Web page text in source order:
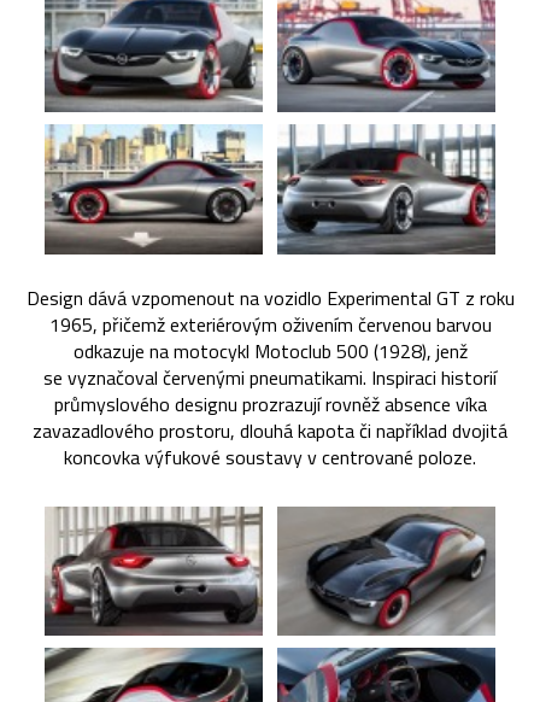
Design dává vzpomenout na vozidlo Experimental GT z roku
1965, přičemž exteriérovým oživením červenou barvou
odkazuje na motocykl Motoclub 500 (1928), jenž
se vyznačoval červenými pneumatikami. Inspiraci historií
průmyslového designu prozrazují rovněž absence víka
zavazadlového prostoru, dlouhá kapota či například dvojitá
koncovka výfukové soustavy v centrované poloze.